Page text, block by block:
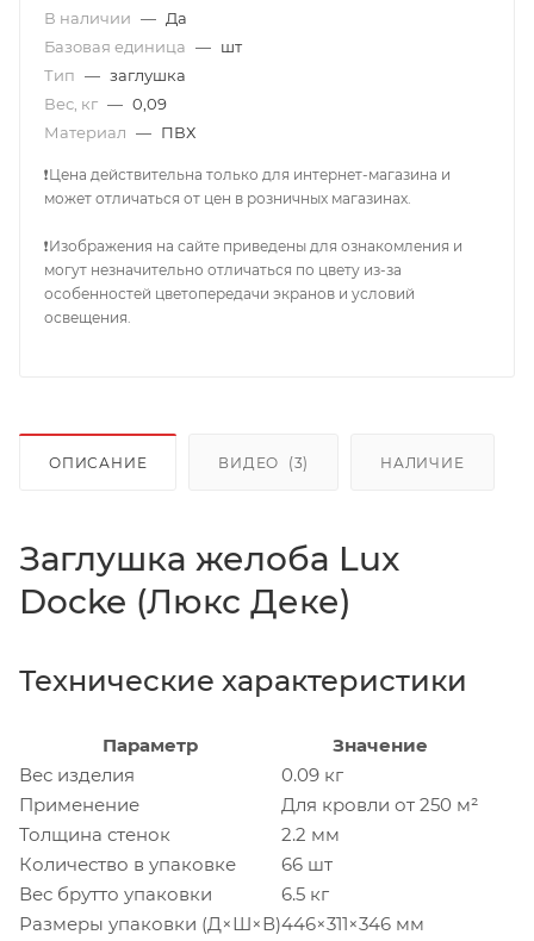
В наличии — Да
Базовая единица — шт
Тип — заглушка
Вес, кг — 0,09
Материал — ПВХ
❗Цена действительна только для интернет-магазина и
может отличаться от цен в розничных магазинах.
❗Изображения на сайте приведены для ознакомления и
могут незначительно отличаться по цвету из-за
особенностей цветопередачи экранов и условий
освещения.
ОПИСАНИЕ ВИДЕО (3) НАЛИЧИЕ
Заглушка желоба Lux
Docke (Люкс Деке)
Технические характеристики
Параметр
Значение
Вес изделия
0.09 кг
Применение
Для кровли от 250 м²
Толщина стенок
2.2 мм
Количество в упаковке
66 шт
Вес брутто упаковки
6.5 кг
Размеры упаковки (Д×Ш×В)446×311×346 мм